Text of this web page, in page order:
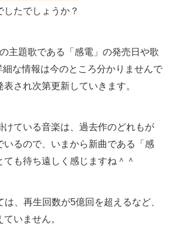
たでしょうか？
主題歌である「感電」の発売日や歌
な情報は今のところ分かりませんで
され次第更新していきます。
けている音楽は、過去作のどれもが
いるので、いまから新曲である「感
も待ち遠しく感じますね＾＾
は、再生回数が5億回を超えるなど、
いません。